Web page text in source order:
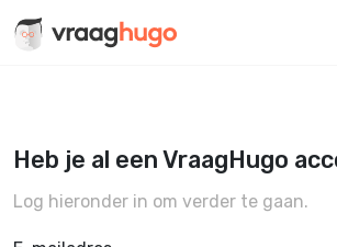
Heb je al een VraagHugo
Log hieronder in om verder te gaan.